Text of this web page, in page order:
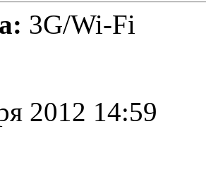
3G/Wi-Fi
2012 14:59